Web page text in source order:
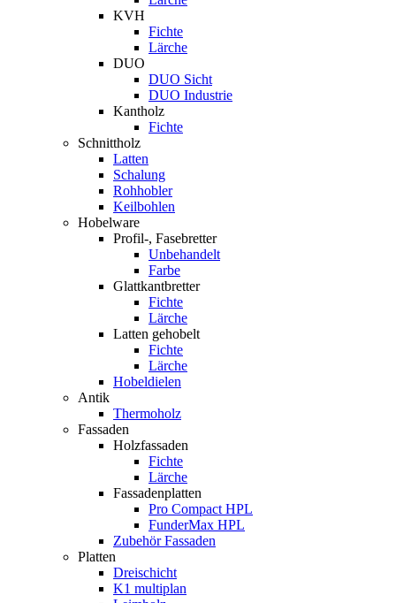
KVH
Fichte
Lärche
DUO
DUO Sicht
DUO Industrie
Kantholz
Fichte
Schnittholz
Latten
Schalung
Rohhobler
Keilbohlen
Hobelware
Profil-, Fasebretter
Unbehandelt
Farbe
Glattkantbretter
Fichte
Lärche
Latten gehobelt
Fichte
Lärche
Hobeldielen
Antik
Thermoholz
Fassaden
Holzfassaden
Fichte
Lärche
Fassadenplatten
Pro Compact HPL
FunderMax HPL
Zubehör Fassaden
Platten
Dreischicht
K1 multiplan